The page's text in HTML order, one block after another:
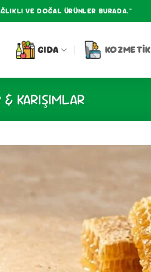
VE DOĞAL ÜRÜNLER BURADA."
GIDA KOZMETIK
& KARIŞIMLAR